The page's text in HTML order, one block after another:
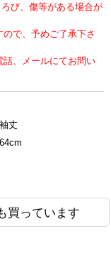
び、傷等がある場合が
ので、予めご了承下さ
話、メールにてお問い
袖丈
64cm
買っています